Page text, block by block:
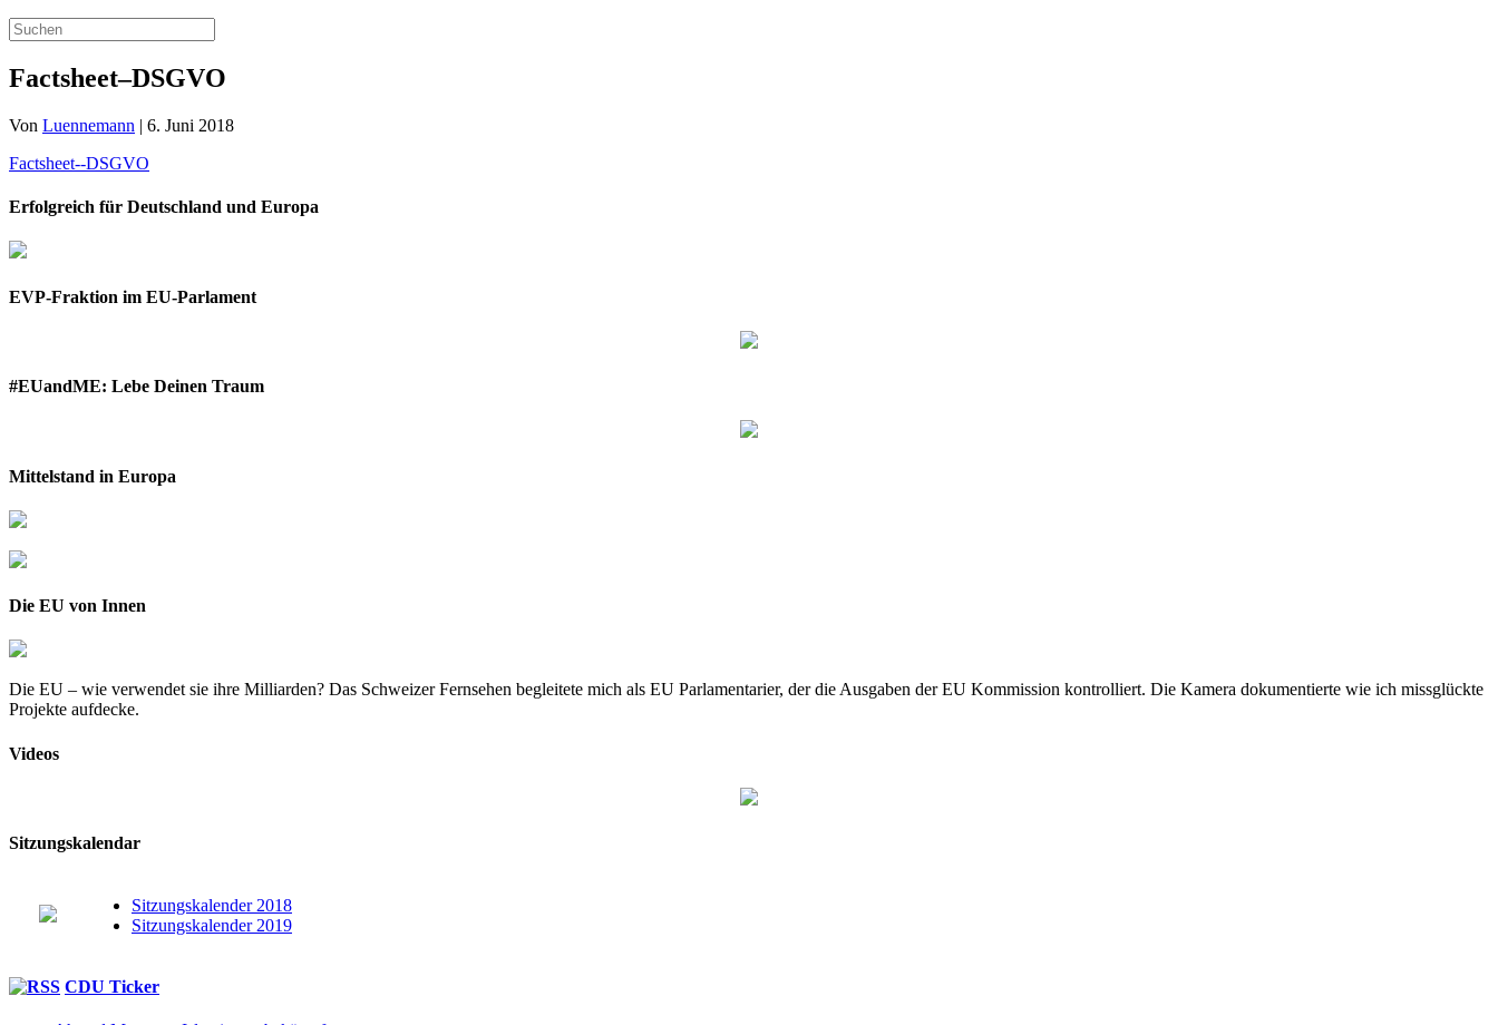
Factsheet–DSGVO
Von Luennemann | 6. Juni 2018
Factsheet--DSGVO
Erfolgreich für Deutschland und Europa
EVP-Fraktion im EU-Parlament
#EUandME: Lebe Deinen Traum
Mittelstand in Europa
Die EU von Innen
Die EU – wie verwendet sie ihre Milliarden? Das Schweizer Fernsehen begleitete mich als EU Parlamentarier, der die Ausgaben der EU Kommission kontrolliert. Die Kamera dokumentierte wie ich missglückte
Projekte aufdecke.
Videos
Sitzungskalendar
Sitzungskalender 2018
Sitzungskalender 2019
CDU Ticker